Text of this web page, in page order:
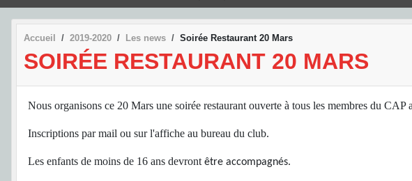
Accueil 2019-2020 Les news Soirée Restaurant 20 Mars
SOIRÉE RESTAURANT 20 MARS
Nous organisons ce 20 Mars une soirée restaurant ouverte à tous les membres du CAP
Inscriptions par mail ou sur l'affiche au bureau du club.
Les enfants de moins de 16 ans devront être accompagnés.